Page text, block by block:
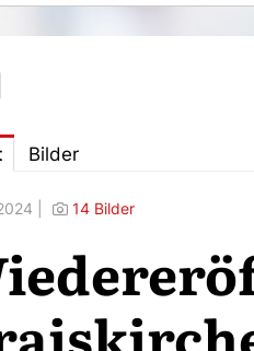
Bilder
| 14 Bilder